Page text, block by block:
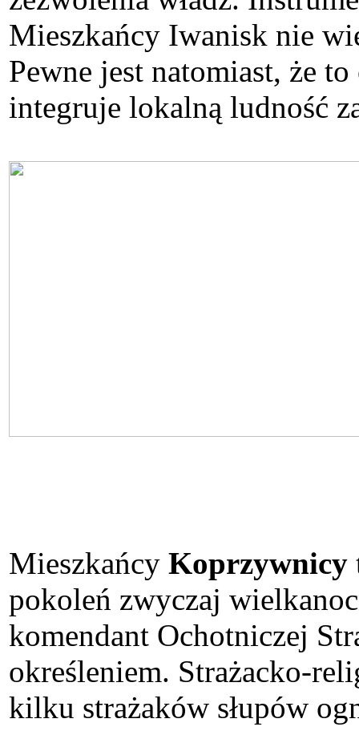
Mieszkańcy Iwanisk nie
Pewne jest natomiast, że
integruje lokalną ludność
Mieszkańcy Koprzywnicy
pokoleń zwyczaj
komendant Ochotniczej
określeniem. Strażacko-
kilku strażaków słupów